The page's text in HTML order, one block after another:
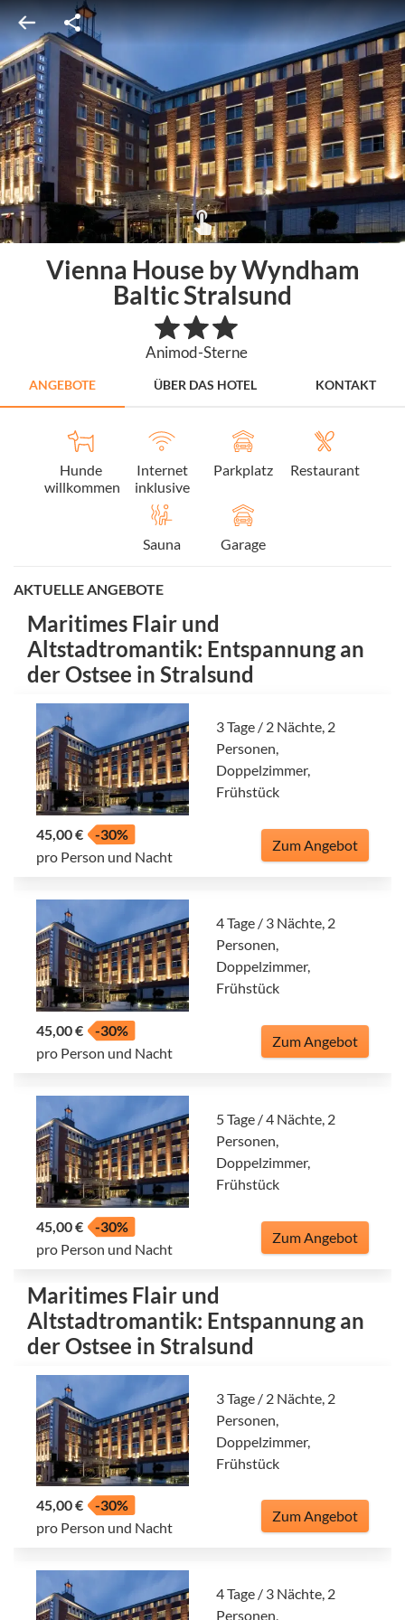
Vienna House by Wyndham
Baltic Stralsund
Animod-Sterne
ANGEBOTE ÜBER DAS HOTEL KONTAKT
Hunde
willkommen
Internet
inklusive
Parkplatz Restaurant
Sauna Garage
AKTUELLE ANGEBOTE
Maritimes Flair und
Altstadtromantik: Entspannung an
der Ostsee in Stralsund
3 Tage / 2 Nächte, 2
Personen,
Doppelzimmer,
Frühstück
45,00 €
-30%
pro Person und Nacht
Zum Angebot
4 Tage / 3 Nächte, 2
Personen,
Doppelzimmer,
Frühstück
45,00 €
-30%
pro Person und Nacht
Zum Angebot
5 Tage / 4 Nächte, 2
Personen,
Doppelzimmer,
Frühstück
45,00 €
-30%
pro Person und Nacht
Zum Angebot
Maritimes Flair und
Altstadtromantik: Entspannung an
der Ostsee in Stralsund
3 Tage / 2 Nächte, 2
Personen,
Doppelzimmer,
Frühstück
45,00 €
-30%
pro Person und Nacht
Zum Angebot
4 Tage / 3 Nächte, 2
Personen,